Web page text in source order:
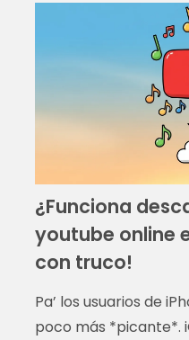
¿Funciona
youtube online
con truco!
Pa’ los usuarios de
poco más *picante*.